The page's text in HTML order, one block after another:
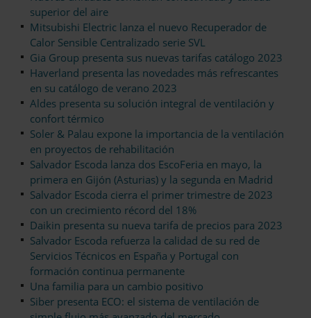
superior del aire
Mitsubishi Electric lanza el nuevo Recuperador de
Calor Sensible Centralizado serie SVL
Gia Group presenta sus nuevas tarifas catálogo 2023
Haverland presenta las novedades más refrescantes
en su catálogo de verano 2023
Aldes presenta su solución integral de ventilación y
confort térmico
Soler & Palau expone la importancia de la ventilación
en proyectos de rehabilitación
Salvador Escoda lanza dos EscoFeria en mayo, la
primera en Gijón (Asturias) y la segunda en Madrid
Salvador Escoda cierra el primer trimestre de 2023
con un crecimiento récord del 18%
Daikin presenta su nueva tarifa de precios para 2023
Salvador Escoda refuerza la calidad de su red de
Servicios Técnicos en España y Portugal con
formación continua permanente
Una familia para un cambio positivo
Siber presenta ECO: el sistema de ventilación de